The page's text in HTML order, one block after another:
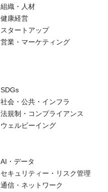
組織・人材
健康経営
スタートアップ
営業・マーケティング
SDGs
社会・公共・インフラ
法規制・コンプライアンス
ウェルビーイング
AI・データ
セキュリティー・リスク管理
通信・ネットワーク